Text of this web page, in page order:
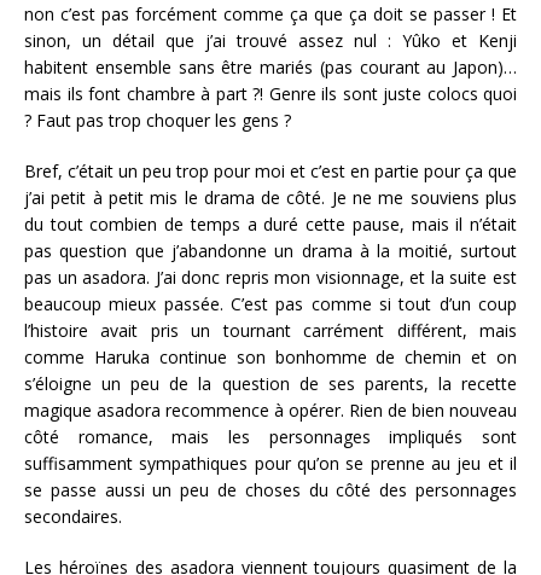
non c’est pas forcément comme ça que ça doit se passer ! Et
sinon, un détail que j’ai trouvé assez nul : Yûko et Kenji
habitent ensemble sans être mariés (pas courant au Japon)…
mais ils font chambre à part ?! Genre ils sont juste colocs quoi
? Faut pas trop choquer les gens ?
Bref, c’était un peu trop pour moi et c’est en partie pour ça que
j’ai petit à petit mis le drama de côté. Je ne me souviens plus
du tout combien de temps a duré cette pause, mais il n’était
pas question que j’abandonne un drama à la moitié, surtout
pas un asadora. J’ai donc repris mon visionnage, et la suite est
beaucoup mieux passée. C’est pas comme si tout d’un coup
l’histoire avait pris un tournant carrément différent, mais
comme Haruka continue son bonhomme de chemin et on
s’éloigne un peu de la question de ses parents, la recette
magique asadora recommence à opérer. Rien de bien nouveau
côté romance, mais les personnages impliqués sont
suffisamment sympathiques pour qu’on se prenne au jeu et il
se passe aussi un peu de choses du côté des personnages
secondaires.
Les héroïnes des asadora viennent toujours quasiment de la